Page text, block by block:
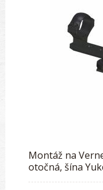
Montáž na
otočná, šína